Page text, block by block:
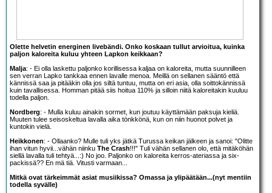
Olette helvetin energinen livebändi. Onko koskaan tullut arvioitua, kuinka
paljon kaloreita kuluu yhteen Lapkon keikkaan?
Malja: - Ei olla laskettu paljonko korillisessa kaljaa on kaloreita, mutta suunnilleen
sen verran Lapko tankkaa ennen lavalle menoa. Meillä on sellanen sääntö että
kännissä saa ja pitääkin olla jos siltä tuntuu, mutta on eri asia, olla soittokännissä
kuin tavallisessa. Homman pitää siis hoitua 110% ja silloin niitä kaloreitakin kuuluu
todella paljon.
Nordberg: - Mulla kuluu ainakin sormet, kun joutuu käyttämään paksuja kieliä.
Muuten tulee seisoskeltua lavalla aika tönkkönä, kun on niin huonot polvet ja
kuntokin vielä.
Heikkonen: - Ollaanko? Mulle tuli yks jätkä Turussa keikan jälkeen ja sanoi: "Olitte
ihan vitun hyvii...vähän niinku The Crash!!!" Tuli vähän sellanen olo, että mitäköhän
siellä lavalla tuli tehtyä...:) No joo. Paljonko on kaloreita kerros-ateriassa ja six-
packissä?? En mä tiä. Vitusti varmaan...
Mitkä ovat tärkeimmät asiat musiikissa? Omassa ja ylipäätään...(nyt mentiin
todella syvälle)